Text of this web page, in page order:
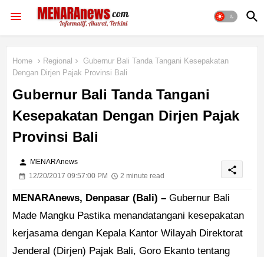
Home Regional
Gubernur Bali Tanda Tangani Kesepakatan
Dengan Dirjen Pajak Provinsi Bali
Gubernur Bali Tanda Tangani
Kesepakatan Dengan Dirjen Pajak
Provinsi Bali
person MENARAnews
12/20/2017 09:57:00 PM
2 minute read
share
MENARAnews, Denpasar (Bali) – Gubernur Bali
Made Mangku Pastika menandatangani kesepakatan
kerjasama dengan Kepala Kantor Wilayah Direktorat
Jenderal (Dirjen) Pajak Bali, Goro Ekanto tentang